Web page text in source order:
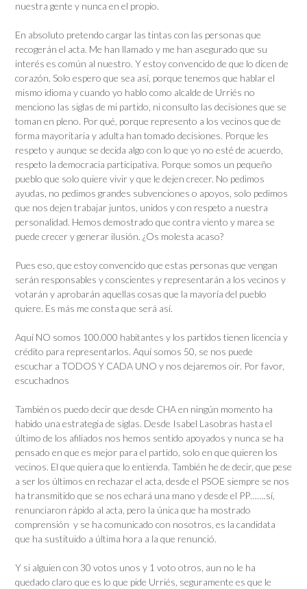
nuestra gente y nunca en el propio.
En absoluto pretendo cargar las tintas con las personas que
recogerán el acta. Me han llamado y me han asegurado que su
interés es común al nuestro. Y estoy convencido de que lo dicen de
corazón. Solo espero que sea así, porque tenemos que hablar el
mismo idioma y cuando yo hablo como alcalde de Urriés no
menciono las siglas de mi partido, ni consulto las decisiones que se
toman en pleno. Por qué, porque represento a los vecinos que de
forma mayoritaria y adulta han tomado decisiones. Porque les
respeto y aunque se decida algo con lo que yo no esté de acuerdo,
respeto la democracia participativa. Porque somos un pequeño
pueblo que solo quiere vivir y que le dejen crecer. No pedimos
ayudas, no pedimos grandes subvenciones o apoyos, solo pedimos
que nos dejen trabajar juntos, unidos y con respeto a nuestra
personalidad. Hemos demostrado que contra viento y marea se
puede crecer y generar ilusión. ¿Os molesta acaso?
Pues eso, que estoy convencido que estas personas que vengan
serán responsables y conscientes y representarán a los vecinos y
votarán y aprobarán aquellas cosas que la mayoría del pueblo
quiere. Es más me consta que será así.
Aquí NO somos 100.000 habitantes y los partidos tienen licencia y
crédito para representarlos. Aquí somos 50, se nos puede
escuchar a TODOS Y CADA UNO y nos dejaremos oir. Por favor,
escuchadnos
También os puedo decir que desde CHA en ningún momento ha
habido una estrategia de siglas. Desde Isabel Lasobras hasta el
último de los afiliados nos hemos sentido apoyados y nunca se ha
pensado en que es mejor para el partido, solo en que quieren los
vecinos. El que quiera que lo entienda. También he de decir, que pese
a ser los últimos en rechazar el acta, desde el PSOE siempre se nos
ha transmitido que se nos echará una mano y desde el PP…….sí,
renunciaron rápido al acta, pero la única que ha mostrado
comprensión y se ha comunicado con nosotros, es la candidata
que ha sustituido a última hora a la que renunció.
Y si alguien con 30 votos unos y 1 voto otros, aun no le ha
quedado claro que es lo que pide Urriés, seguramente es que le